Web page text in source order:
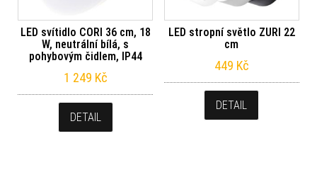
LED svítidlo CORI 36 cm, 18
W, neutrální bílá, s
pohybovým čidlem, IP44
1 249 Kč
DETAIL
LED stropní světlo ZURI 22
cm
449 Kč
DETAIL